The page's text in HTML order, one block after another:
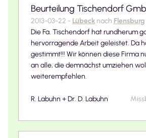
Beurteilung Tischendorf
2013-03-22 - Lübeck nach Flensburg
Die Fa. Tischendorf hat rundherum
hervorragende Arbeit geleistet. Da
gestimmt!!! Wir können diese Firma
an alle, die demnächst umziehen
weiterempfehlen.
R. Labuhn + Dr. D. Labuhn